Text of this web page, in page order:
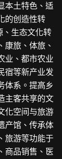
本土特色、适
的创造性转
、生态文化转
康旅、体旅、
业、都市农业
宿等新产业发
体系。提高乡
主客共享的文
化空间与旅游
产馆、传承体
旅游等功能于
商品销售、医